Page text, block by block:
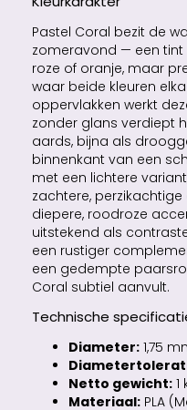
Pastel Coral bezit de
zomeravond — een tint
roze of oranje, maar
waar beide kleuren
oppervlakken werkt
zonder glans verdiept
aards, bijna als
binnenkant van een
met een lichtere
zachtere,
diepere, roodroze
uitstekend als
een rustiger
een gedempte
Coral subtiel aanvult.
Technische
Diameter: 1,75
Netto gewicht: 1
Materiaal: PLA